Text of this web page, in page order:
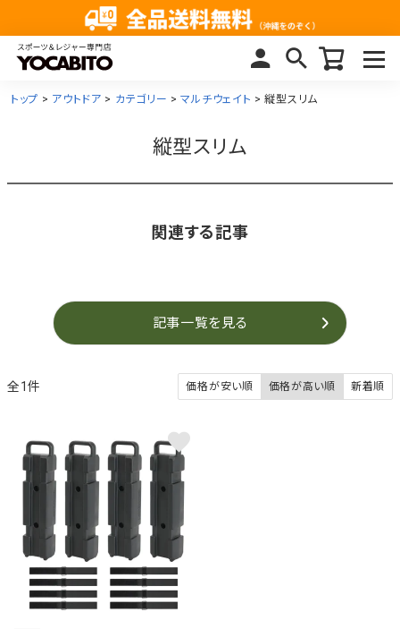
トップ アウトドア カテゴリー マルチウェイト 縦型スリム
縦型スリム
関連する記事
記事一覧を見る
価格が安い順 価格が高い順 新着順
1